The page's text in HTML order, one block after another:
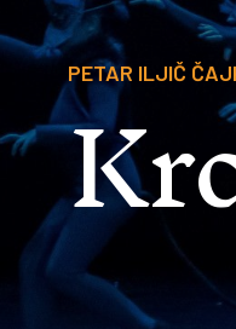
PETAR ILJIČ